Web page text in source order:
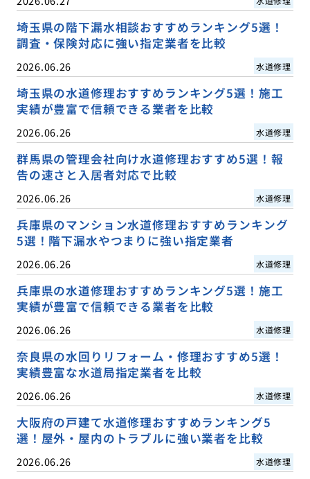
埼玉県の階下漏水相談おすすめランキング5選！
調査・保険対応に強い指定業者を比較
2026.06.26 水道修理
埼玉県の水道修理おすすめランキング5選！施工
実績が豊富で信頼できる業者を比較
2026.06.26 水道修理
群馬県の管理会社向け水道修理おすすめ5選！報
告の速さと入居者対応で比較
2026.06.26 水道修理
兵庫県のマンション水道修理おすすめランキング
5選！階下漏水やつまりに強い指定業者
2026.06.26 水道修理
兵庫県の水道修理おすすめランキング5選！施工
実績が豊富で信頼できる業者を比較
2026.06.26 水道修理
奈良県の水回りリフォーム・修理おすすめ5選！
実績豊富な水道局指定業者を比較
2026.06.26 水道修理
大阪府の戸建て水道修理おすすめランキング5
選！屋外・屋内のトラブルに強い業者を比較
2026.06.26 水道修理